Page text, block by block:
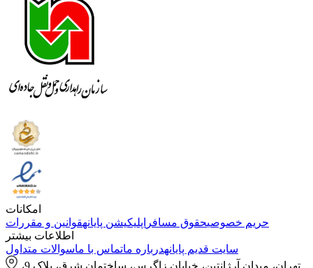
امکانات
حریم خصوصیحقوق مسافر اپلیکیشن پایانهقوانین و مقررات
اطلاعات بیشتر
سایت قدیم پایانهدرباره ماتماس با ماسوالات متداول